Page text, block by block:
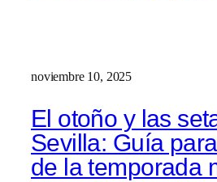
noviembre 10, 2025
El otoño y las
Sevilla: Guía
de la temporada